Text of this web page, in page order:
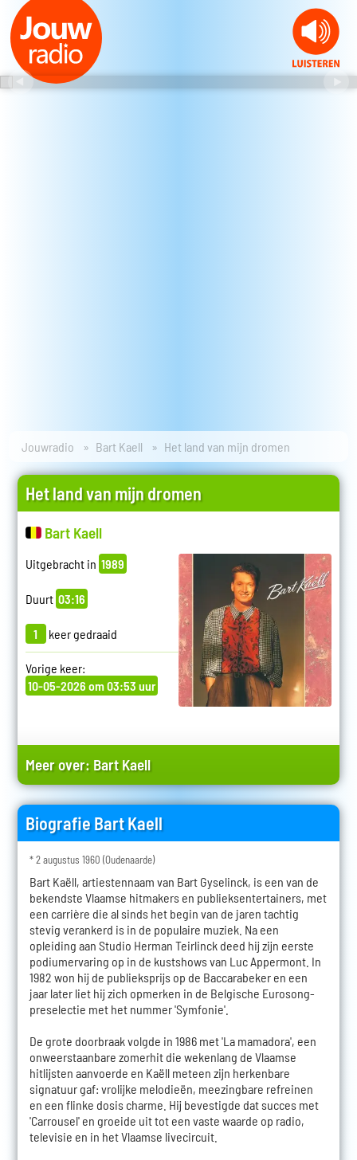
Jouwradio Bart Kaell Het land van mijn dromen
Het land van mijn dromen
Bart Kaell
Uitgebracht in 1989
Duurt 03:16
1 keer gedraaid
Vorige keer:
10-05-2026 om 03:53 uur
Meer over: Bart Kaell
Biografie Bart Kaell
* 2 augustus 1960 (Oudenaarde)
Bart Kaëll, artiestennaam van Bart Gyselinck, is een van de
bekendste Vlaamse hitmakers en publieksentertainers, met
een carrière die al sinds het begin van de jaren tachtig
stevig verankerd is in de populaire muziek. Na een
opleiding aan Studio Herman Teirlinck deed hij zijn eerste
podiumervaring op in de kustshows van Luc Appermont. In
1982 won hij de publieksprijs op de Baccarabeker en een
jaar later liet hij zich opmerken in de Belgische Eurosong-
preselectie met het nummer 'Symfonie'.
De grote doorbraak volgde in 1986 met 'La mamadora', een
onweerstaanbare zomerhit die wekenlang de Vlaamse
hitlijsten aanvoerde en Kaëll meteen zijn herkenbare
signatuur gaf: vrolijke melodieën, meezingbare refreinen
en een flinke dosis charme. Hij bevestigde dat succes met
'Carrousel' en groeide uit tot een vaste waarde op radio,
televisie en in het Vlaamse livecircuit.